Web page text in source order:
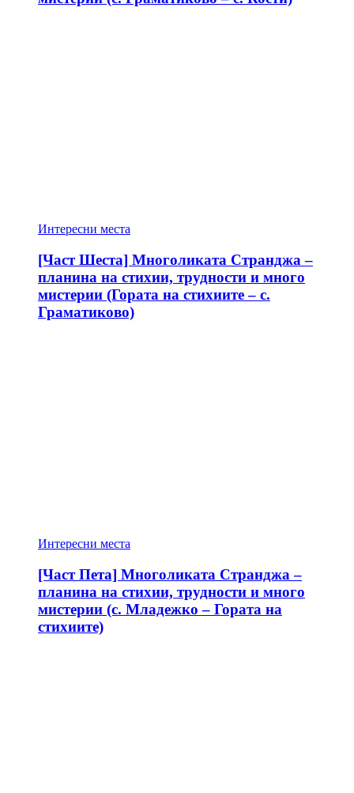
Интересни места
[Част Шеста] Многоликата Странджа –
планина на стихии, трудности и много
мистерии (Гората на стихиите – с.
Граматиково)
Интересни места
[Част Пета] Многоликата Странджа –
планина на стихии, трудности и много
мистерии (с. Младежко – Гората на
стихиите)